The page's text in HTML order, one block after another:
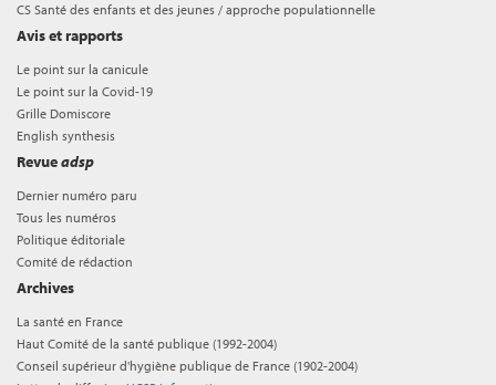
CS Santé des enfants et des jeunes / approche populationnelle
Avis et rapports
Le point sur la canicule
Le point sur la Covid-19
Grille Domiscore
English synthesis
Revueadsp
Dernier numéro paru
Tous les numéros
Politique éditoriale
Comité de rédaction
Archives
La santé en France
Haut Comité de la santé publique (1992-2004)
Conseil supérieur d'hygiène publique de France (1902-2004)